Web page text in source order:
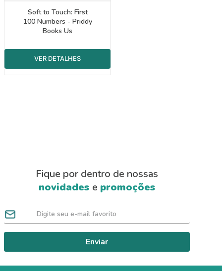
Soft to Touch: First
100 Numbers - Priddy
Books Us
Fique por dentro de nossas
novidades e promoções
Enviar